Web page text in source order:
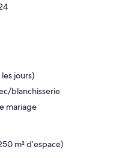
jours)
blanchisserie
mariage
m² d’espace)